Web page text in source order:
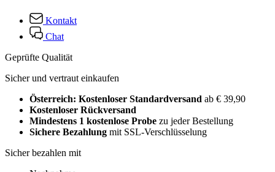
Kontakt
Chat
Geprüfte Qualität
Sicher und vertraut einkaufen
Österreich: Kostenloser Standardversand ab € 39,90
Kostenloser Rückversand
Mindestens 1 kostenlose Probe zu jeder Bestellung
Sichere Bezahlung mit SSL-Verschlüsselung
Sicher bezahlen mit